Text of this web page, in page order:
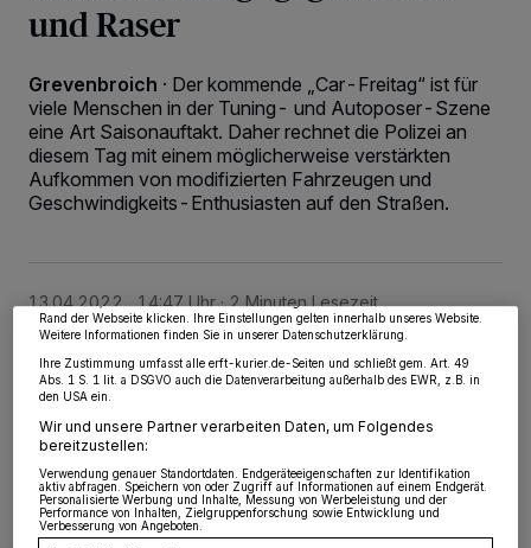
und Raser
Grevenbroich · Der kommende „Car-Freitag“ ist für
viele Menschen in der Tuning- und Autoposer-Szene
eine Art Saisonauftakt. Daher rechnet die Polizei an
diesem Tag mit einem möglicherweise verstärkten
Aufkommen von modifizierten Fahrzeugen und
Geschwindigkeits-Enthusiasten auf den Straßen.
13.04.2022 , 14:47 Uhr 2 Minuten Lesezeit
Wir und unsere 218-Partner speichern und greifen auf personenbezogene Daten
wie Browserdaten oder eindeutige Kennungen auf Ihrem Gerät zu. Durch Auswahl
widerrufen, indem Sie auf den Link Einstellungen oder Ablehnen am unteren
Rand der Webseite klicken. Ihre Einstellungen gelten innerhalb unseres Website.
Weitere Informationen finden Sie in unserer Datenschutzerklärung.
Ihre Zustimmung umfasst alle erft-kurier.de-Seiten und schließt gem. Art. 49
Abs. 1 S. 1 lit. a DSGVO auch die Datenverarbeitung außerhalb des EWR, z.B. in
den USA ein.
Wir und unsere Partner verarbeiten Daten, um Folgendes
bereitzustellen:
Verwendung genauer Standortdaten. Endgeräteeigenschaften zur Identifikation
aktiv abfragen. Speichern von oder Zugriff auf Informationen auf einem Endgerät.
Personalisierte Werbung und Inhalte, Messung von Werbeleistung und der
Performance von Inhalten, Zielgruppenforschung sowie Entwicklung und
Verbesserung von Angeboten.